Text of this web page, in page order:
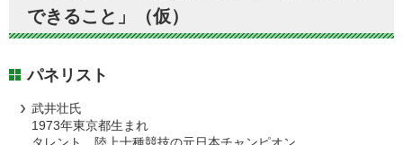
できること」（仮）
パネリスト
武井壮氏
1973年東京都生まれ